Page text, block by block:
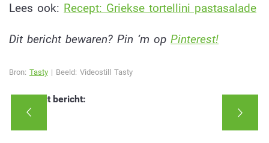
Lees ook: Recept: Griekse tortellini pastasalade
Dit bericht bewaren? Pin ‘m op Pinterest!
Bron: Tasty | Beeld: Videostill Tasty
Deel dit bericht: